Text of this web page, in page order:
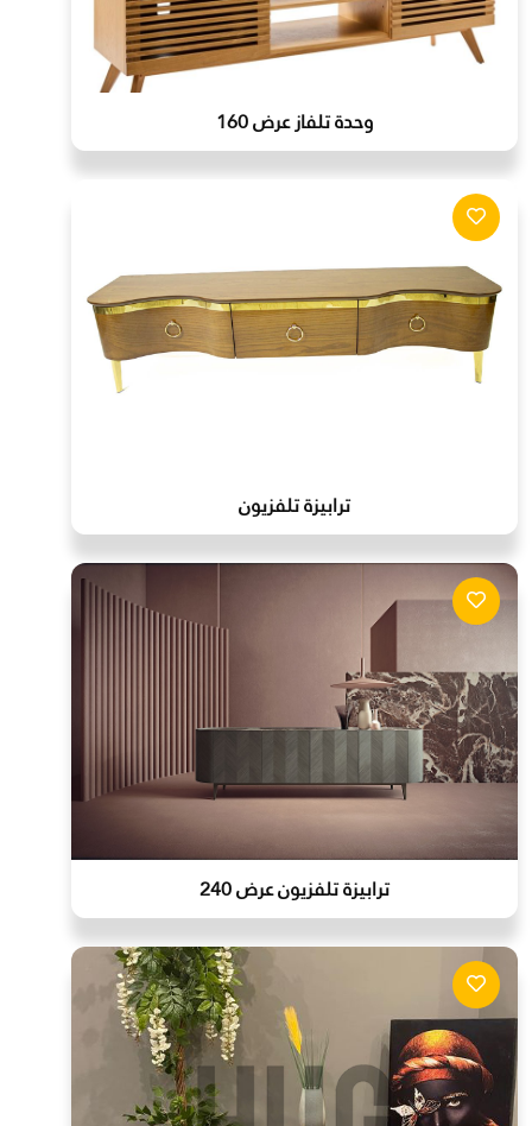
وحدة تلفاز عرض 160
ترابيزة تلفزيون
ترابيزة تلفزيون عرض 240